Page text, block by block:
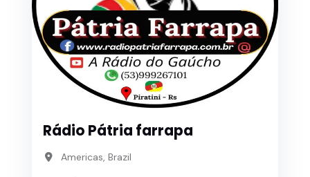
Rádio Pátria farrapa
Americas, Brazil